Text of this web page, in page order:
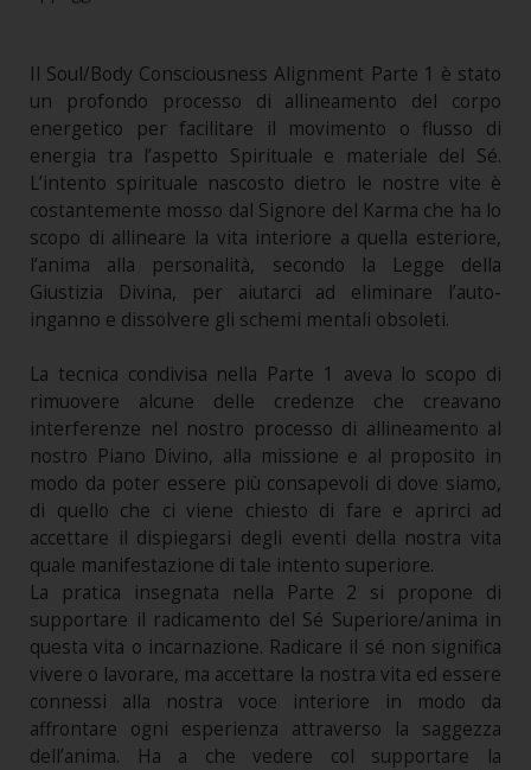
Il Soul/Body Consciousness Alignment Parte 1 è stato
un profondo processo di allineamento del corpo
energetico per facilitare il movimento o flusso di
energia tra l’aspetto Spirituale e materiale del Sé.
L’intento spirituale nascosto dietro le nostre vite è
costantemente mosso dal Signore del Karma che ha lo
scopo di allineare la vita interiore a quella esteriore,
l’anima alla personalità, secondo la Legge della
Giustizia Divina, per aiutarci ad eliminare l’auto-
inganno e dissolvere gli schemi mentali obsoleti.
La tecnica condivisa nella Parte 1 aveva lo scopo di
rimuovere alcune delle credenze che creavano
interferenze nel nostro processo di allineamento al
nostro Piano Divino, alla missione e al proposito in
modo da poter essere più consapevoli di dove siamo,
di quello che ci viene chiesto di fare e aprirci ad
accettare il dispiegarsi degli eventi della nostra vita
quale manifestazione di tale intento superiore.
La pratica insegnata nella Parte 2 si propone di
supportare il radicamento del Sé Superiore/anima in
questa vita o incarnazione. Radicare il sé non significa
vivere o lavorare, ma accettare la nostra vita ed essere
connessi alla nostra voce interiore in modo da
affrontare ogni esperienza attraverso la saggezza
dell’anima. Ha a che vedere col supportare la